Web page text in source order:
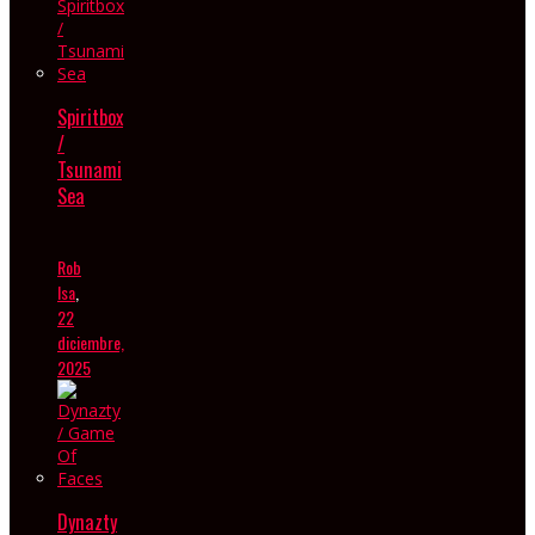
Spiritbox
/
Tsunami
Sea
Rob
Isa
22
diciembre,
2025
Dynazty